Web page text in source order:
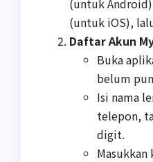
(untuk
(untuk iOS),
Daftar Akun
Buka
belum
Isi nama
telepon,
digit.
Masukkan